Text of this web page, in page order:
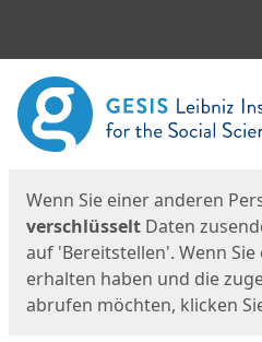
Start
Wenn Sie einer anderen
verschlüsselt Daten
auf 'Bereitstellen'. Wenn Sie
erhalten haben und die
abrufen möchten, klicken